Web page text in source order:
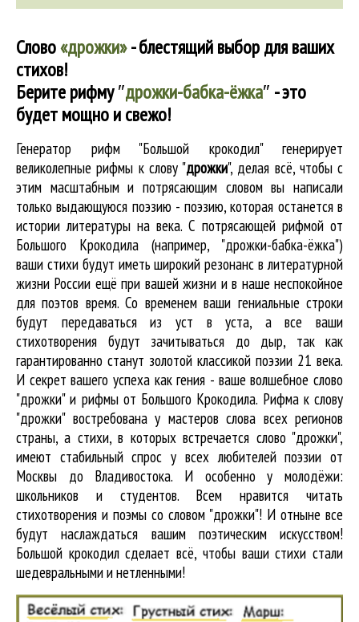
Слово«дрожки»- блестящий выбор для ваших
стихов!
Берите рифму″дрожки-бабка-ёжка″ - это
будет мощно и свежо!
Генератор рифм "Большой крокодил" генерирует
великолепныерифмы к слову "дрожки", делая всё, чтобы с
этим масштабным и потрясающим словом вы написали
только выдающуюся поэзию - поэзию, которая останется в
истории литературы на века. С потрясающей рифмой от
Большого Крокодила (например, "дрожки-бабка-ёжка")
ваши стихи будут иметь широкий резонанс в литературной
жизни России ещё при вашей жизни и в наше неспокойное
для поэтов время. Со временем ваши гениальные строки
будут передаваться из уст в уста, а все ваши
стихотворения будут зачитываться до дыр, так как
гарантированно станут золотой классикой поэзии 21 века.
И секрет вашего успеха как гения - ваше волшебное слово
"дрожки" и рифмы от Большого Крокодила. Рифма к слову
"дрожки" востребована у мастеров слова всех регионов
страны, а стихи, в которых встречается слово "дрожки",
имеют стабильный спрос у всех любителей поэзии от
Москвы до Владивостока. И особенно у молодёжи:
школьников и студентов. Всем нравится читать
стихотворения и поэмы со словом "дрожки"! И отныне все
будут наслаждаться вашим поэтическим искусством!
Большой крокодил cделает всё, чтобы ваши стихи стали
шедевральными и нетленными!